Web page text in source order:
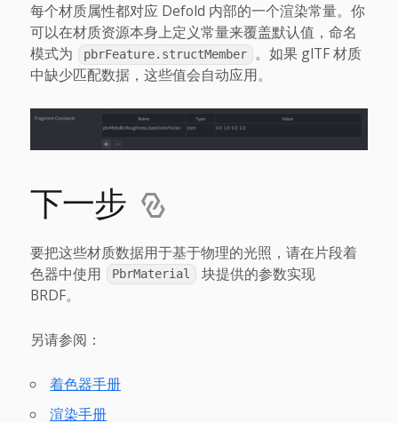
每个材质属性都对应 Defold 内部的一个渲染常量。你
可以在材质资源本身上定义常量来覆盖默认值，命名
模式为
pbrFeature.structMember
。如果 glTF 材质
中缺少匹配数据，这些值会自动应用。
下一步
要把这些材质数据用于基于物理的光照，请在片段着
色器中使用
PbrMaterial
块提供的参数实现
BRDF。
另请参阅：
着色器手册
渲染手册